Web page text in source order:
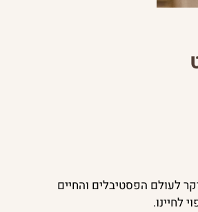
לעולם הפסטיבלים והחיים
לחיינו.